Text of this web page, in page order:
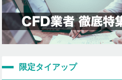
限定タイアップ